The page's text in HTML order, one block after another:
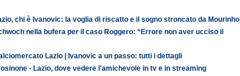
chi è Ivanovic: la voglia di riscatto e il sogno stroncato da Mourinho
nella bufera per il caso Roggero: “Errore non aver ucciso il
Lazio | Ivanovic a un passo: tutti i dettagli
- Lazio, dove vedere l'amichevole in tv e in streaming